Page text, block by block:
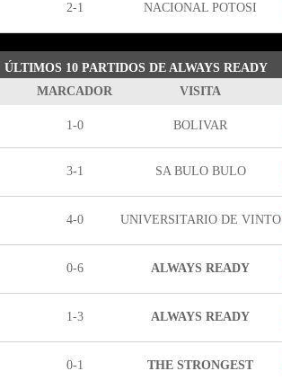
2-1 NACIONAL POTOSI
ÚLTIMOS 10 PARTIDOS DE ALWAYS READY
MARCADOR VISITA
1-0 BOLIVAR
3-1 SA BULO BULO
4-0 UNIVERSITARIO DE VINTO
0-6 ALWAYS READY
1-3 ALWAYS READY
0-1 THE STRONGEST